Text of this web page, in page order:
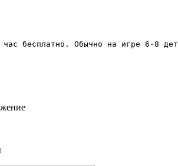
час бесплатно. Обычно на игре 6-8